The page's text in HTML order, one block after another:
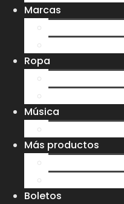
Marcas
Ropa
Música
Más productos
Boletos